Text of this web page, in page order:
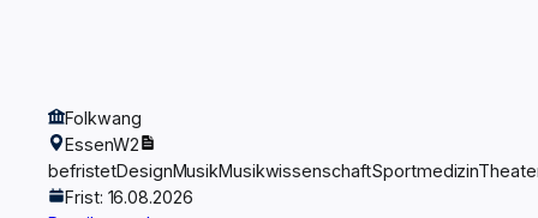
Folkwang
EssenW2
befristetDesignMusikMusikwissenschaftSportmedizin
Frist: 16.08.2026